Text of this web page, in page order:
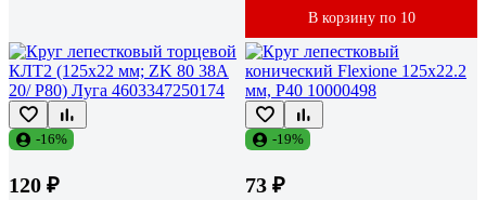
В корзину по 10
-16%
120 ₽
-19%
73 ₽